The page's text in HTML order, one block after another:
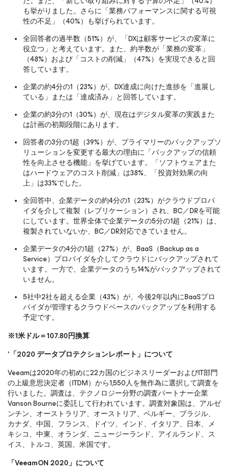
も挙がりました。さらに「業務パフォーマンスに関する可視
性の不足」（40%）も挙げられています。
全回答者の過半数（51%）が、「DXは顧客サービスの変革に
役立つ」と考えています。また、約半数が「業務の変革」
（48%）および「コストの削減」（47%）を実現できると回
答しています。
企業の約4分の1（23%）が、DX達成に向けた進捗を「進展し
ている」または「達成済み」と回答しています。
企業の約3分の1（30%）が、現在はデジタル変革の実践また
は計画の初期段階にあります。
回答者の3分の1超（39%）が、プライマリーのバックアップソ
リューションを変更する最大の理由に「バックアップの信頼
性を向上させる機能」を挙げています。「ソフトウェアまた
はハードウェアのコスト削減」は38%、「投資対効果の向
上」は33%でした。
全回答中、企業データの約4分の1（23%）がクラウドプロバ
イダを介して複製（レプリケーション）され、BC／DRを可能
にしています。世界全体で企業データの5分の1超（21%）は、
複製されていないか、BC／DR対応できていません。
企業データの4分の1超（27%）が、BaaS（Backup as a
Service）プロバイダを介してクラウドにバックアップされて
います。一方で、企業データのうち14%がバックアップされて
いません。
5社中2社を超える企業（43%）が、今後2年以内にBaaSプロ
バイダが管理するクラウドベースのバックアップを利用する
予定です。
※1米ドル＝107.80円換算
* 「2020 データプロテクションレポート」について
Veeamは2020年の初めに22カ国のビジネスリーダーおよびIT部門
の上級意思決定者（ITDM）から1,550人を無作為に選択して調査を
行いました。調査は、テクノロジー分野の調査パートナー企業
Vanson Bourneに委託して行われています。調査対象国は、アルゼ
ンチン、オーストラリア、オーストリア、ベルギー、ブラジル、
カナダ、中国、フランス、ドイツ、インド、イタリア、日本、メ
キシコ、中東、オランダ、ニュージーランド、アイルランド、ス
イス、トルコ、英国、米国です。
「VeeamON 2020」について